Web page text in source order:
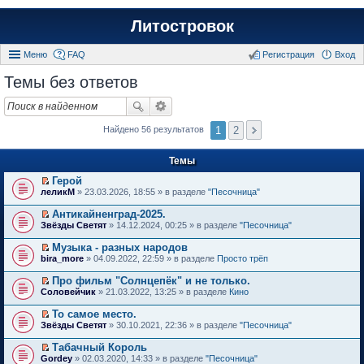
Литостровок
Меню FAQ Вход
Регистрация
Темы без ответов
Найдено 56 результатов 1 2
Темы
П
р
е
й
т
и
к
е
р
в
о
м
у
е
п
Герой
леликМ » 23.03.2026, 18:55 » в разделе "Песочница"
П
р
е
й
т
и
к
е
р
в
о
м
у
Антикайненград-2025.
Звёзды Светят » 14.12.2024, 00:25 » в разделе "Песочница"
П
р
е
й
т
и
к
е
Музыка - разных народов
bira_more » 04.09.2022, 22:59 » в разделе Просто трёп
П
р
й
т
и
к
Про фильм "Солнцепёк" и не только.
Соловейчик » 21.03.2022, 13:25 » в разделе Кино
П
р
й
То самое место.
Звёзды Светят » 30.10.2021, 22:36 » в разделе "Песочница"
П
Табачный Король
Gordey » 02.03.2020, 14:33 » в разделе "Песочница"